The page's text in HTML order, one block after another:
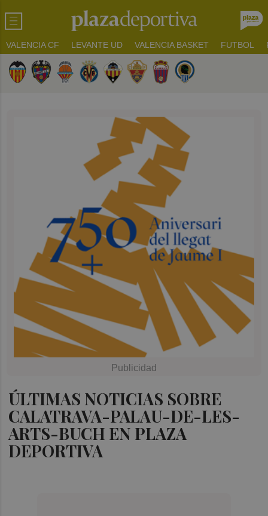
VALENCIA CF LEVANTE UD VALENCIA BASKET FUTBOL
ÚLTIMAS NOTICIAS SOBRE
CALATRAVA-PALAU-DE-LES-
ARTS-BUCH EN PLAZA
DEPORTIVA